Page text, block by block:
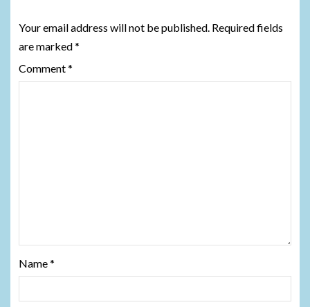
Your email address will not be published. Required fields
are marked*
Comment*
Name*